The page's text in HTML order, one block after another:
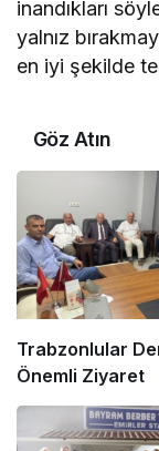
inandıkları
yalnız
en iyi şekilde
Göz Atın
Trabzonlular
Önemli Ziyaret